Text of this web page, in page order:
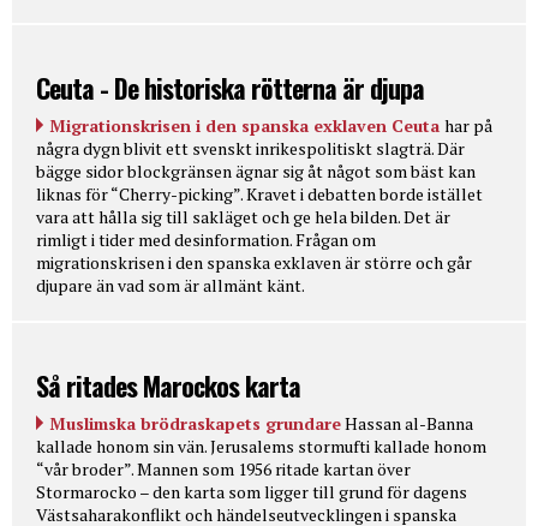
Ceuta - De historiska rötterna är djupa
Migrationskrisen i den spanska exklaven Ceuta har på
några dygn blivit ett svenskt inrikespolitiskt slagträ. Där
bägge sidor blockgränsen ägnar sig åt något som bäst kan
liknas för “Cherry-picking”. Kravet i debatten borde istället
vara att hålla sig till sakläget och ge hela bilden. Det är
rimligt i tider med desinformation. Frågan om
migrationskrisen i den spanska exklaven är större och går
djupare än vad som är allmänt känt.
Så ritades Marockos karta
Muslimska brödraskapets grundareHassan al-Banna
kallade honom sin vän. Jerusalems stormufti kallade honom
“vår broder”. Mannen som 1956 ritade kartan över
Stormarocko – den karta som ligger till grund för dagens
Västsaharakonflikt och händelseutvecklingen i spanska